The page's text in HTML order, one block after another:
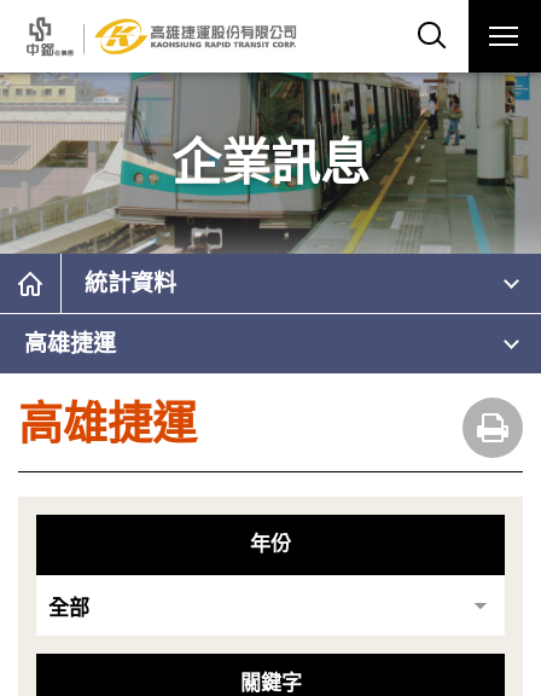
企業訊息
統計資料
高雄捷運
高雄捷運
年份
關鍵字